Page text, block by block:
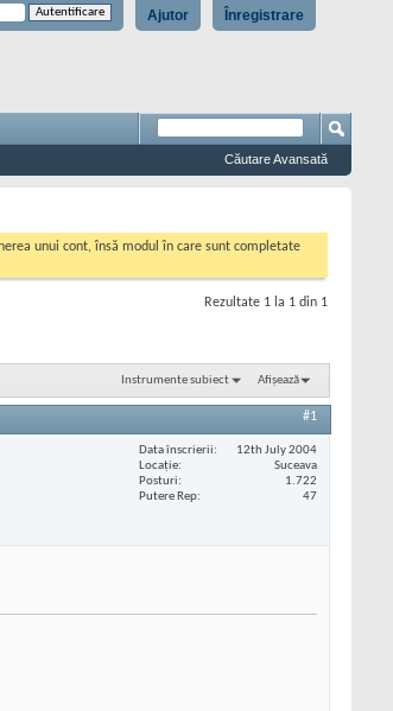
Înregistrare
Ajutor
Căutare Avansată
unui cont, însă modul în care sunt completate
Rezultate 1 la 1 din 1
Instrumente subiect Afișează
#1
Data înscrierii
12th July 2004
Locaţie
Suceava
Posturi
1.722
Putere Rep
47